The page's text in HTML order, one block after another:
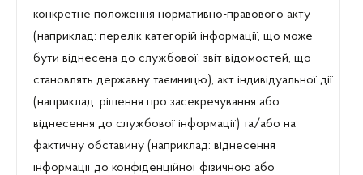
конкретне положення нормативно-правового акту
(наприклад: перелік категорій інформації, що може
бути віднесена до службової; звіт відомостей, що
становлять державну таємницю), акт індивідуальної дії
(наприклад: рішення про засекречування або
віднесення до службової інформації) та/або на
фактичну обставину (наприклад: віднесення
інформації до конфіденційної фізичною або